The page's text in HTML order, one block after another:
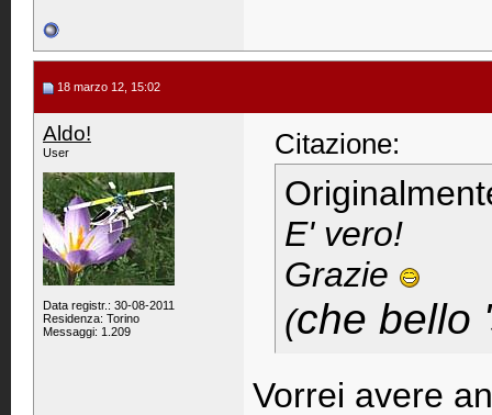
18 marzo 12, 15:02
Aldo!
User
Data registr.: 30-08-2011
Residenza: Torino
Messaggi: 1.209
Citazione:
E' vero!
Grazie
(che bello
Vorrei avere